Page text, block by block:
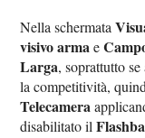
Nella schermata
visivo armae
Larga, soprattutto
la competitività,
Telecamera
disabilitato il